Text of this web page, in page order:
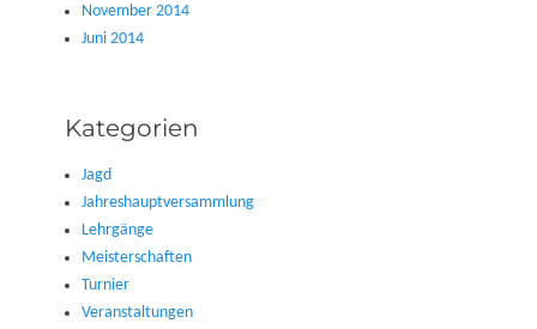
November 2014
Juni 2014
Kategorien
Jagd
Jahreshauptversammlung
Lehrgänge
Meisterschaften
Turnier
Veranstaltungen